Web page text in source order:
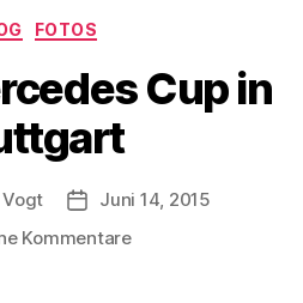
Kategorien
FOTOS
Cup in
Veröffentlichungsdatum
Juni 14, 2015
Kommentarezu